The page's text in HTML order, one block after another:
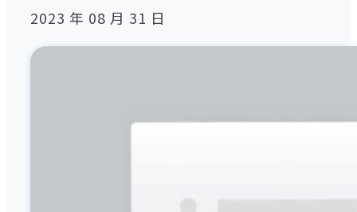
2023 年 08 月 31 日